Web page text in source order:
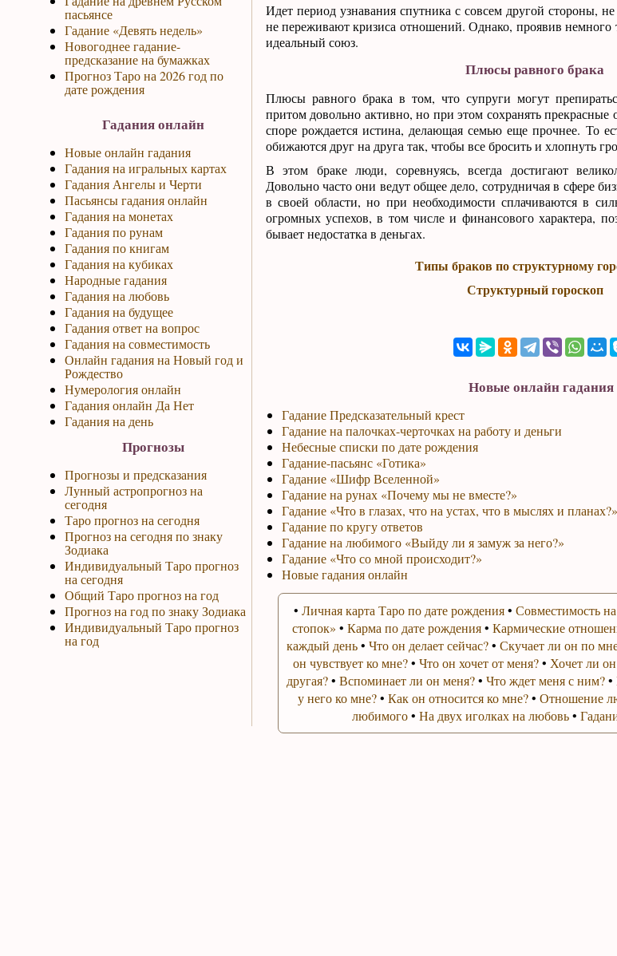
пасьянсе
Гадание «Девять недель»
Новогоднее гадание-
предсказание на бумажках
Прогноз Таро на 2026 год по
дате рождения
Гадания онлайн
Новые онлайн гадания
Гадания на игральных картах
Гадания Ангелы и Черти
Пасьянсы гадания онлайн
Гадания на монетах
Гадания по рунам
Гадания по книгам
Гадания на кубиках
Народные гадания
Гадания на любовь
Гадания на будущее
Гадания ответ на вопрос
Гадания на совместимость
Онлайн гадания на Новый год и
Рождество
Нумерология онлайн
Гадания онлайн Да Нет
Гадания на день
Прогнозы
Прогнозы и предсказания
Лунный астропрогноз на
сегодня
Таро прогноз на сегодня
Прогноз на сегодня по знаку
Зодиака
Индивидуальный Таро прогноз
на сегодня
Общий Таро прогноз на год
Прогноз на год по знаку Зодиака
Индивидуальный Таро прогноз
на год
Идет период узнавания спутника с совсем другой стороны,
не переживают кризиса отношений. Однако, проявив немного
идеальный союз.
Плюсы равного брака
Плюсы равного брака в том, что супруги могут
притом довольно активно, но при этом сохранять прекрасные
споре рождается истина, делающая семью еще прочнее. То
обижаются друг на друга так, чтобы все бросить и хлопнуть
В этом браке люди, соревнуясь, всегда достигают
Довольно часто они ведут общее дело, сотрудничая в сфере
в своей области, но при необходимости сплачиваются в
огромных успехов, в том числе и финансового характера,
бывает недостатка в деньгах.
Типы браков по структурному
Структурный гороскоп
Новые онлайн гадания
Гадание Предсказательный крест
Гадание на палочках-черточках на работу и деньги
Небесные списки по дате рождения
Гадание-пасьянс «Готика»
Гадание «Шифр Вселенной»
Гадание на рунах «Почему мы не вместе?»
Гадание «Что в глазах, что на устах, что в мыслях и планах?»
Гадание по кругу ответов
Гадание на любимого «Выйду ли я замуж за него?»
Гадание «Что со мной происходит?»
Новые гадания онлайн
• Личная карта Таро по дате рождения• Совместимость
стопок» • Карма по дате рождения• Кармические
каждый день• Что он делает сейчас?• Скучает ли он по
он чувствует ко мне?• Что он хочет от меня?• Хочет ли
другая?• Вспоминает ли он меня?• Что ждет меня с ним?•
у него ко мне?• Как он относится ко мне?• Отношение
любимого• На двух иголках на любовь•